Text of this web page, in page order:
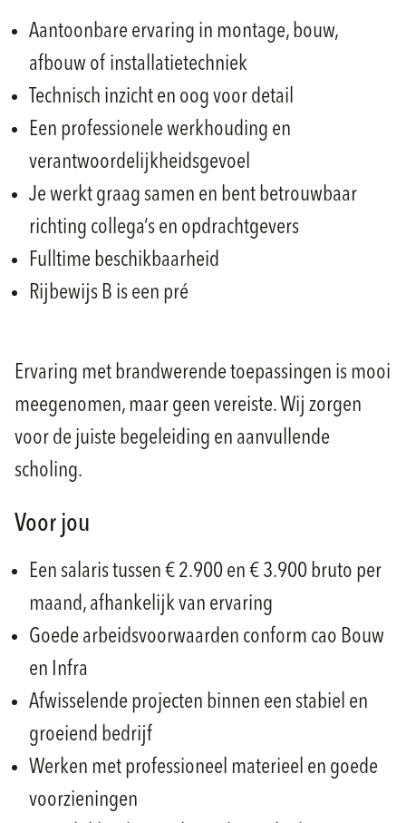
Aantoonbare ervaring in montage, bouw,
afbouw of installatietechniek
Technisch inzicht en oog voor detail
Een professionele werkhouding en
verantwoordelijkheidsgevoel
Je werkt graag samen en bent betrouwbaar
richting collega’s en opdrachtgevers
Fulltime beschikbaarheid
Rijbewijs B is een pré
Ervaring met brandwerende toepassingen is mooi
meegenomen, maar geen vereiste. Wij zorgen
voor de juiste begeleiding en aanvullende
scholing.
Voor jou
Een salaris tussen € 2.900 en € 3.900 bruto per
maand, afhankelijk van ervaring
Goede arbeidsvoorwaarden conform cao Bouw
en Infra
Afwisselende projecten binnen een stabiel en
groeiend bedrijf
Werken met professioneel materieel en goede
voorzieningen